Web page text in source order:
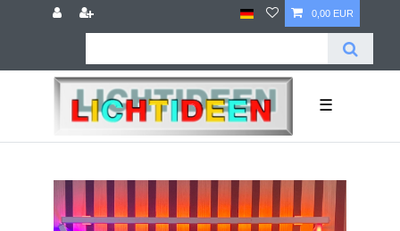
0,00 EUR
☰